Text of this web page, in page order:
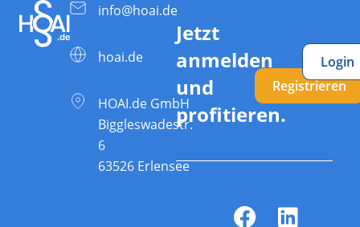
info@hoai.de
hoai.de
HOAI.de GmbH
Biggleswadestr.
6
63526 Erlensee
Jetzt
anmelden
und
profitieren.
Registrieren
Login